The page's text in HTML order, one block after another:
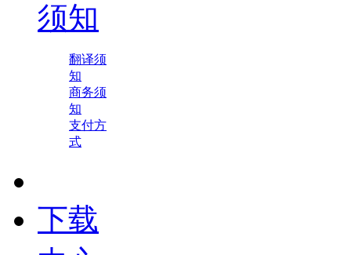
须知
翻译须
知
商务须
知
支付方
式
下载